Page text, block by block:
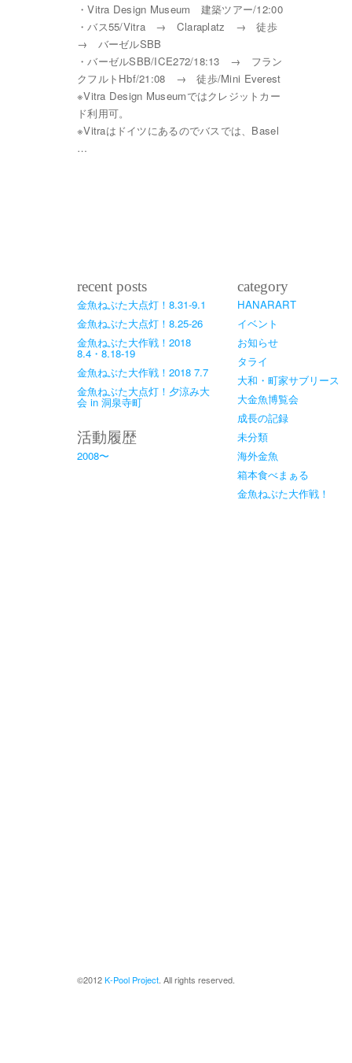
・Vitra Design Museum 建築ツアー/12:00
・バス55/Vitra → Claraplatz → 徒歩
→ バーゼルSBB
・バーゼルSBB/ICE272/18:13 → フラン
クフルトHbf/21:08 → 徒歩/Mini Everest
※Vitra Design Museumではクレジットカー
ド利用可。
※Vitraはドイツにあるのでバスでは、Basel
…
recent posts
金魚ねぶた大点灯！8.31-9.1
金魚ねぶた大点灯！8.25-26
金魚ねぶた大作戦！2018
8.4・8.18-19
金魚ねぶた大作戦！2018 7.7
金魚ねぶた大点灯！夕涼み大
会 in 洞泉寺町
活動履歴
2008〜
category
HANARART
イベント
お知らせ
タライ
大和・町家サブリース
大金魚博覧会
成長の記録
未分類
海外金魚
箱本食べまぁる
金魚ねぶた大作戦！
©2012K-Pool Project . All rights reserved.